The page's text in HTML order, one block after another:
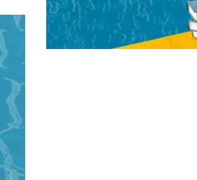
Online-Lesung
4. Juni 2021
Viola Livera & Bernhard